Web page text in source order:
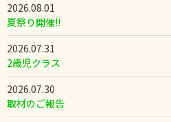
2026.08.01
夏祭り開催!!
2026.07.31
2歳児クラス
2026.07.30
取材のご報告